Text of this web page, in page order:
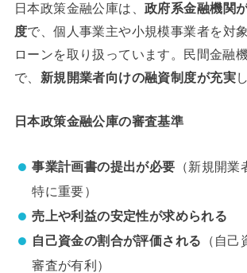
日本政策金融公庫は、政府系金融機関
度で、個人事業主や小規模事業者を対
ローンを取り扱っています。民間金融
で、 新規開業者向けの融資制度が充実
日本政策金融公庫の審査基準
事業計画書の提出が必要 （新規開業
特に重要）
売上や利益の安定性が求められる
自己資金の割合が評価される （自
審査が有利）